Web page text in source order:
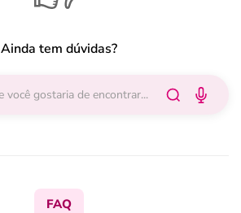
Ainda tem dúvidas?
FAQ